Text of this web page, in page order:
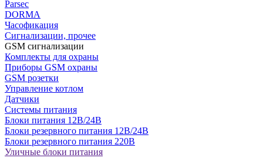
Parsec
DORMA
Часофикация
Сигнализации, прочее
GSM сигнализации
Комплекты для охраны
Приборы GSM охраны
GSM розетки
Управление котлом
Датчики
Системы питания
Блоки питания 12В/24В
Блоки резервного питания 12В/24В
Блоки резервного питания 220В
Уличные блоки питания